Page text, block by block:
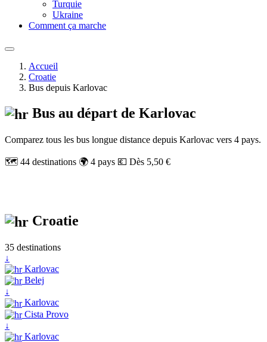
Turquie
Ukraine
Comment ça marche
Accueil
Croatie
Bus depuis Karlovac
Bus au départ de Karlovac
Comparez tous les bus longue distance depuis Karlovac vers 4 pays.
🗺️ 44 destinations 🌍 4 pays 💶 Dès 5,50 €
Croatie
35 destinations
↓
Karlovac
Belej
↓
Karlovac
Cista Provo
↓
Karlovac